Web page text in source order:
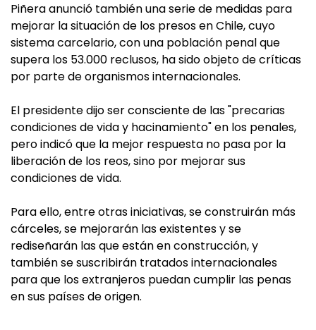
Piñera anunció también una serie de medidas para
mejorar la situación de los presos en Chile, cuyo
sistema carcelario, con una población penal que
supera los 53.000 reclusos, ha sido objeto de críticas
por parte de organismos internacionales.
El presidente dijo ser consciente de las "precarias
condiciones de vida y hacinamiento" en los penales,
pero indicó que la mejor respuesta no pasa por la
liberación de los reos, sino por mejorar sus
condiciones de vida.
Para ello, entre otras iniciativas, se construirán más
cárceles, se mejorarán las existentes y se
rediseñarán las que están en construcción, y
también se suscribirán tratados internacionales
para que los extranjeros puedan cumplir las penas
en sus países de origen.